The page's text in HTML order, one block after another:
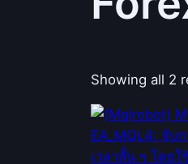
Showing all 2